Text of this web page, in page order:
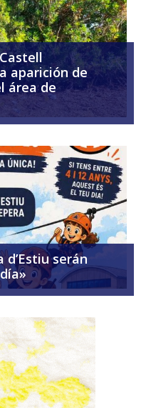
aparición de
área de
d’Estiu serán